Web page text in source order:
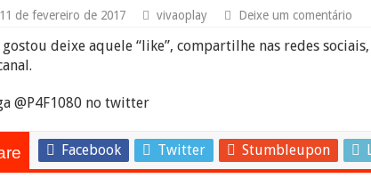
11 de fevereiro de 2017 vivaoplay Deixe um comentário
gostou deixe aquele “like”, compartilhe nas redes
@P4F1080 no twitter
Facebook Twitter Stumbleupon